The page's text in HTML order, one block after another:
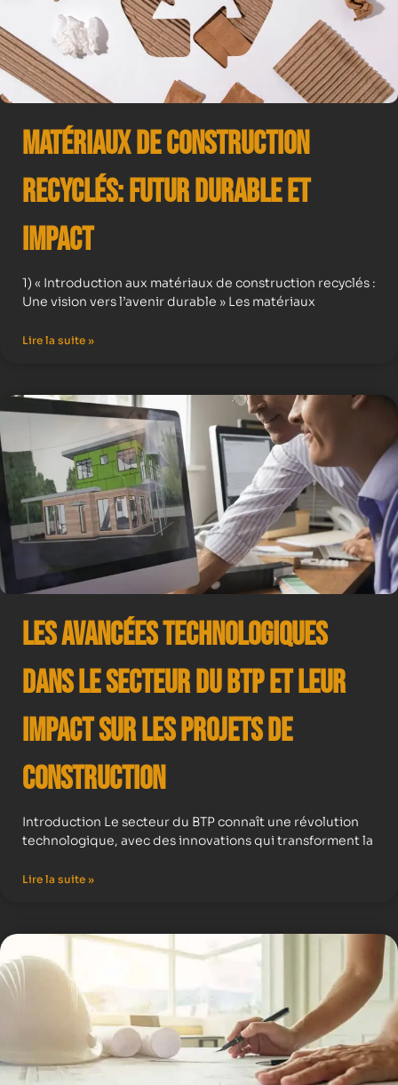
Matériaux de Construction
Recyclés: Futur Durable et
Impact
1) « Introduction aux matériaux de construction recyclés :
Une vision vers l’avenir durable » Les matériaux
Lire la suite »
Les avancées technologiques
dans le secteur du BTP et leur
impact sur les projets de
construction
Introduction Le secteur du BTP connaît une révolution
technologique, avec des innovations qui transforment la
Lire la suite »